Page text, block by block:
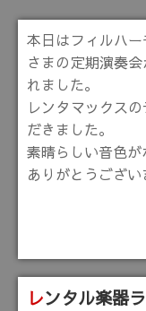
本日はフィルハ
さまの定期演奏
れました。
レンタマックス
だきました。
素晴らしい音色が
ありがとうござ
レンタル楽器